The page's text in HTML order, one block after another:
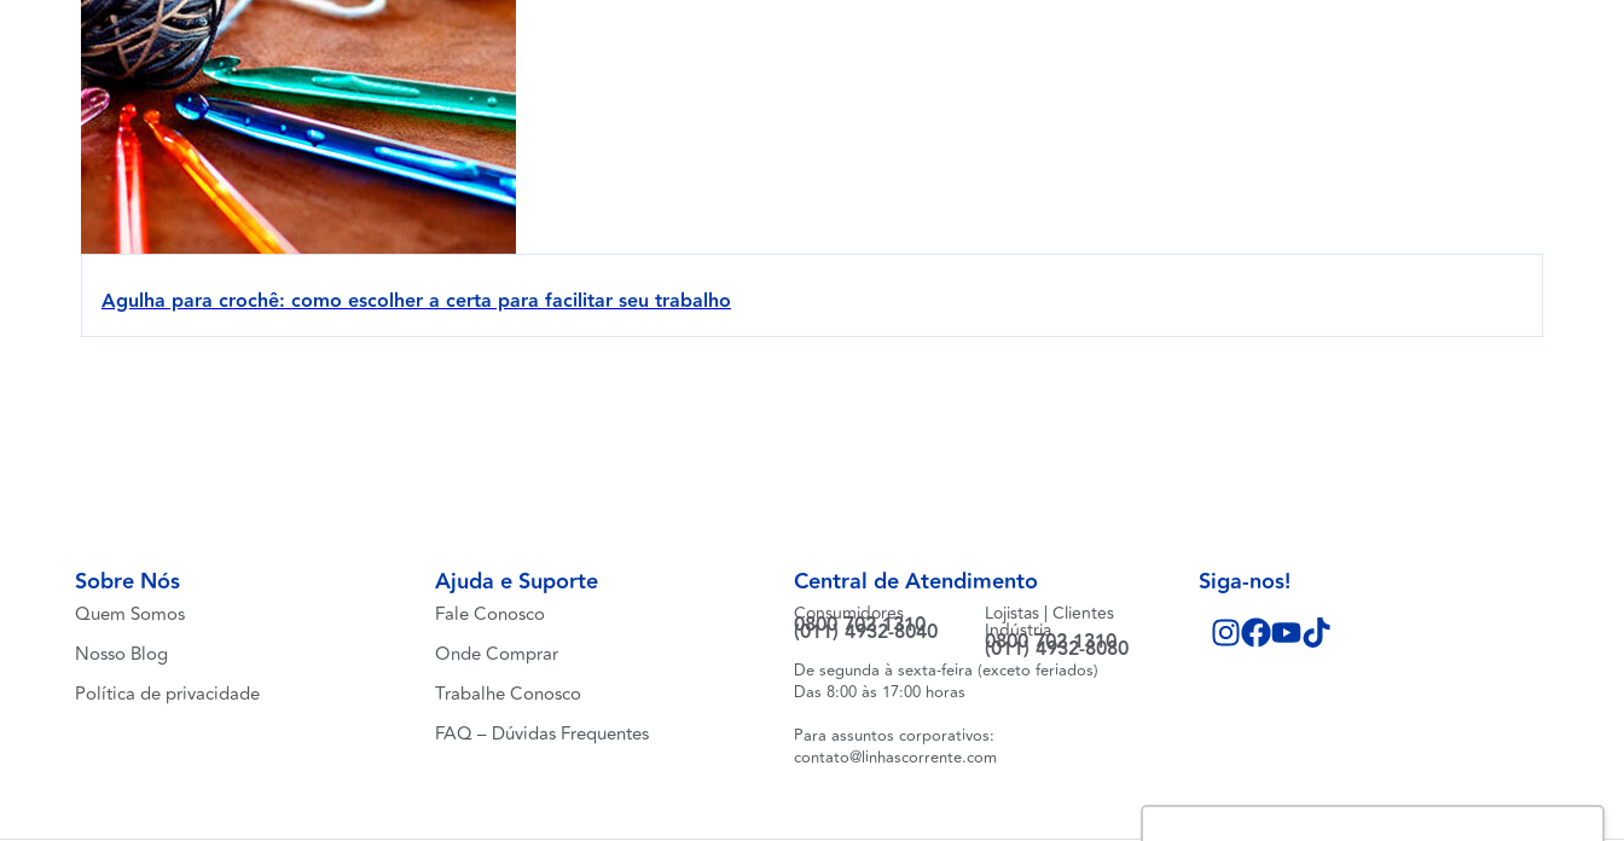
Agulha para crochê: como escolher a certa para facilitar seu trabalho
Sobre Nós
Quem Somos
Nosso Blog
Política de privacidade
Ajuda e Suporte
Fale Conosco
Onde Comprar
Trabalhe Conosco
FAQ – Dúvidas Frequentes
Central de Atendimento
Consumidores
0800 702 1310
(011) 4932-8040
Lojistas | Clientes
Indústria
0800 702 1310
(011) 4932-8080
De segunda à sexta-feira (exceto feriados)
Das 8:00 às 17:00 horas
Para assuntos corporativos:
contato@linhascorrente.com
Siga-nos!